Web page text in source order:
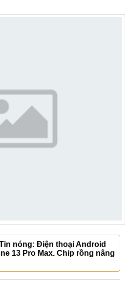
nóng: Điện thoại Android
13 Pro Max. Chip rồng nâng